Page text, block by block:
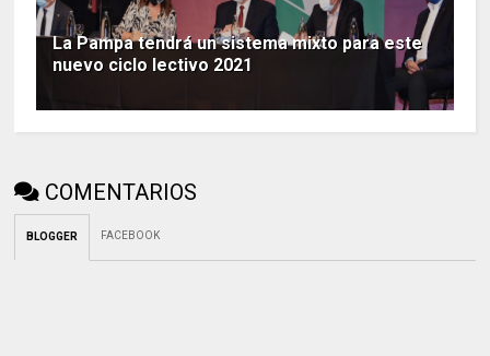
La Pampa tendrá un sistema mixto para este
nuevo ciclo lectivo 2021
COMENTARIOS
BLOGGER FACEBOOK